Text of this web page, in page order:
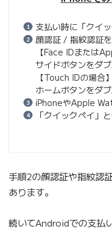
支払い時に「クイ
顔認証 / 指紋認証
【Face IDまたは
サイドボタンをダ
【Touch IDの場合】
ホームボタンをダ
iPhoneやApple
「クイックペイ」
手順2の顔認証や指紋認
あります。
続いてAndroidでの支払